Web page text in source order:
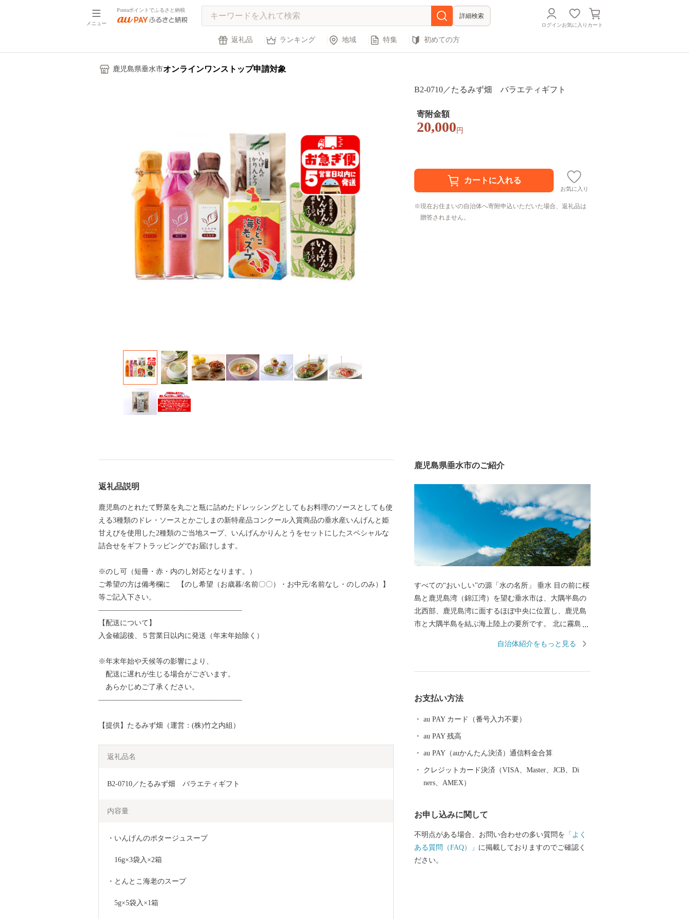
メニュー
Pontaポイントでふるさと納税
詳細検索
ログインお気に入り カート
返礼品 ランキング 地域 特集 初めての方
鹿児島県垂水市オンラインワンストップ申請対象
B2-0710／たるみず畑 バラエティギフト
寄附金額
20,000 円
お気に入り
現在お住まいの自治体へ寄附申込いただいた場合、返礼品は
贈答されません。
返礼品説明
鹿児島のとれたて野菜を丸ごと瓶に詰めたドレッシングとしてもお料理のソースとしても使
える3種類のドレ・ソースとかごしまの新特産品コンクール入賞商品の垂水産いんげんと姫
甘えびを使用した2種類のご当地スープ、いんげんかりんとうをセットにしたスペシャルな
詰合せをギフトラッピングでお届けします。
※のし可（短冊・赤・内のし対応となります。）
ご希望の方は備考欄に 【のし希望（お歳暮/名前〇〇）・お中元/名前なし・のしのみ）】
等ご記入下さい。
————————————————————
【配送について】
入金確認後、５営業日以内に発送（年末年始除く）
※年末年始や天候等の影響により、
配送に遅れが生じる場合がございます。
あらかじめご了承ください。
————————————————————
【提供】たるみず畑（運営：(株)竹之内組）
返礼品名
B2-0710／たるみず畑　バラエティギフト
内容量
・いんげんのポタージュスープ
16g×3袋入×2箱
・とんとこ海老のスープ
5g×5袋入×1箱
鹿児島県垂水市のご紹介
すべての“おいしい”の源「水の名所」 垂⽔ ⽬の前に桜
島と⿅児島湾（錦江湾）を望む垂水市は、⼤隅半島の
北⻄部、⿅児島湾に⾯するほぼ中央に位置し、⿅児島
市と⼤隅半島を結ぶ海上陸上の要所です。 北に霧島
し、⾯積は、約162.12平⽅キロメートルで37キロメー
栽培も盛んです。 また、⾼隈⼭系を源に地底から湧き
類の温泉水があります。同様に焼酎も特産品として高
い評価を頂いており、垂れる水と書いて「垂水」と呼
んで字のごとく、水を源とした魅力ある食材に恵まれ
自治体紹介をもっと見る
お支払い方法
au PAY カード（番号入力不要）
au PAY 残高
au PAY（auかんたん決済）通信料金合算
クレジットカード決済（VISA、Master、JCB、Di
ners、AMEX）
お申し込みに関して
不明点がある場合、お問い合わせの多い質問を 「よく
ある質問（FAQ）」 に掲載しておりますのでご確認く
ださい。